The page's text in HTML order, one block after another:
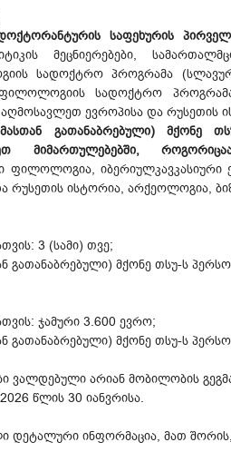
დოქტორანტურის საფეხურის
მეცნიერებები,
სადოქტრო პროგრამა
ფილოლოგიის სადოქტრო
ევროპისა და რუსეთის
გათანაბრებული)
მიმართულებებში,
იბერიულკავკასიური
რუსეთის ისტორია, არქეოლოგია,
3 (სამი) თვე;
გათანაბრებული) მქონე თსუ-ს
ჯამური 3.600 ევრო;
გათანაბრებული) მქონე თსუ-ს
ვალდებული არიან მობილობის
წლის 30 იანვრისა.
დეტალური ინფორმაცია, მათ